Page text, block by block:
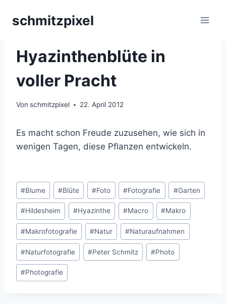
Inhaltschmitzpixel
Hyazinthenblüte in
voller Pracht
Von schmitzpixel 22. April 2012
Es macht schon Freude zuzusehen, wie sich in
wenigen Tagen, diese Pflanzen entwickeln.
Schlagworte:
#Blume #Blüte #Foto #Fotografie #Garten
#Hildesheim #Hyazinthe #Macro #Makro
#Makrofotografie #Natur #Naturaufnahmen
#Naturfotografie #Peter Schmitz #Photo
#Photografie